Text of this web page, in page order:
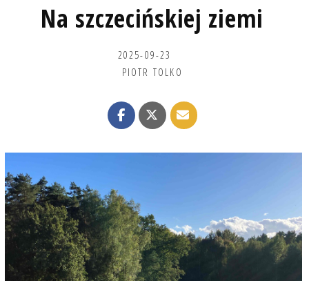
Na szczecińskiej ziemi
2025-09-23
PIOTR TOLKO